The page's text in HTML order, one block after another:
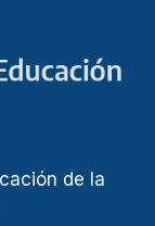
de la